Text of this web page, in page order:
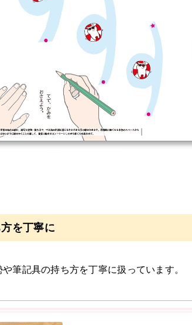
を丁寧に
筆記具の持ち方を丁寧に扱っています。